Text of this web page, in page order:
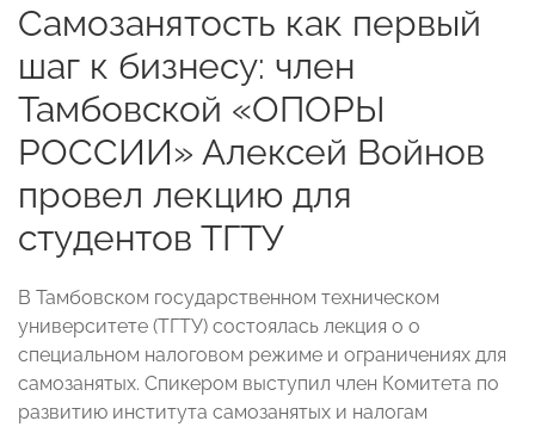
Самозанятость как первый
шаг к бизнесу: член
Тамбовской «ОПОРЫ
РОССИИ» Алексей Войнов
провел лекцию для
студентов ТГТУ
В Тамбовском государственном техническом
университете (ТГТУ) состоялась лекция о о
специальном налоговом режиме и ограничениях для
самозанятых. Спикером выступил член Комитета по
развитию института самозанятых и налогам